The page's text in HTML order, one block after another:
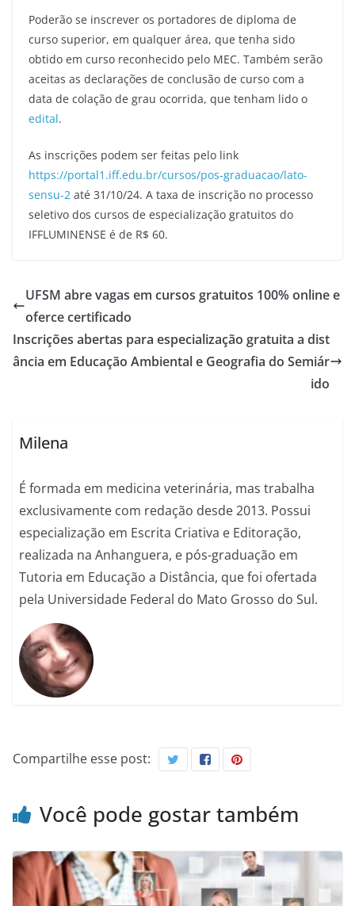
Poderão se inscrever os portadores de diploma de
curso superior, em qualquer área, que tenha sido
obtido em curso reconhecido pelo MEC. Também serão
aceitas as declarações de conclusão de curso com a
data de colação de grau ocorrida, que tenham lido o
edital.
As inscrições podem ser feitas pelo link
https://portal1.iff.edu.br/cursos/pos-graduacao/lato-
sensu-2 até 31/10/24. A taxa de inscrição no processo
seletivo dos cursos de especialização gratuitos do
IFFLUMINENSE é de R$ 60.
UFSM abre vagas em cursos gratuitos 100% online e
oferce certificado
Inscrições abertas para especialização gratuita a dist
ância em Educação Ambiental e Geografia do Semiár
ido
Milena
É formada em medicina veterinária, mas trabalha
exclusivamente com redação desde 2013. Possui
especialização em Escrita Criativa e Editoração,
realizada na Anhanguera, e pós-graduação em
Tutoria em Educação a Distância, que foi ofertada
pela Universidade Federal do Mato Grosso do Sul.
Compartilhe esse post:
Você pode gostar também